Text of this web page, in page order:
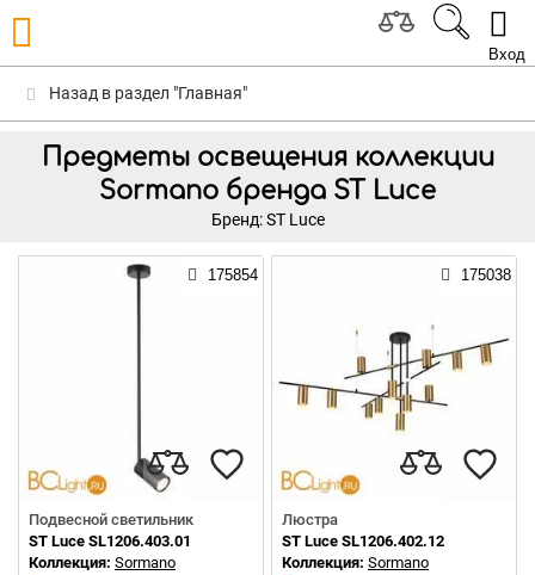
Вход
Назад в раздел "Главная"
Предметы освещения коллекции
Sormano бренда ST Luce
Бренд: ST Luce
175854
Подвесной светильник
ST Luce SL1206.403.01
Коллекция: Sormano
175038
Люстра
ST Luce SL1206.402.12
Коллекция: Sormano